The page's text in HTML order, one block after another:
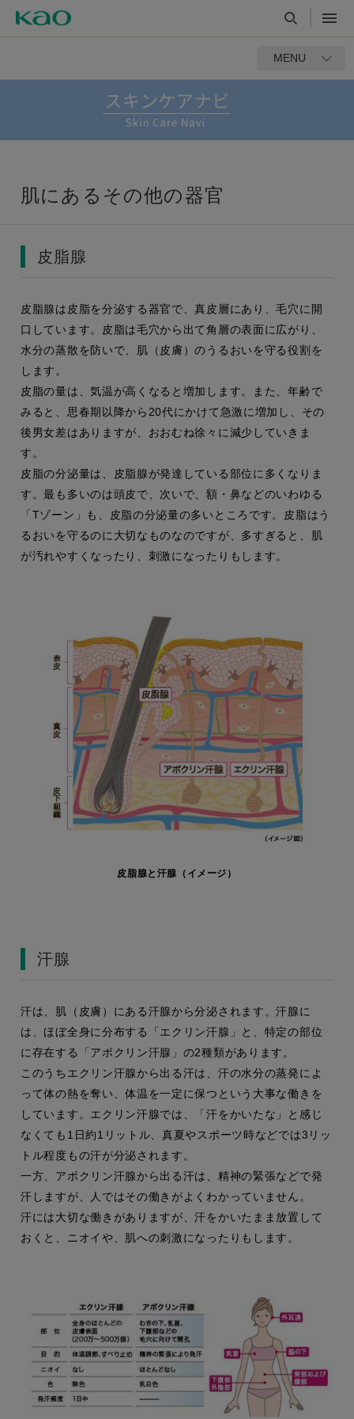
MENU
肌にあるその他の器官
皮脂腺
皮脂腺は皮脂を分泌する器官で、真皮層にあり、毛穴に開
口しています。皮脂は毛穴から出て角層の表面に広がり、
水分の蒸散を防いで、肌（皮膚）のうるおいを守る役割を
します。
皮脂の量は、気温が高くなると増加します。また、年齢で
みると、思春期以降から20代にかけて急激に増加し、その
後男女差はありますが、おおむね徐々に減少していきま
す。
皮脂の分泌量は、皮脂腺が発達している部位に多くなりま
す。最も多いのは頭皮で、次いで、額・鼻などのいわゆる
「Tゾーン」も、皮脂の分泌量の多いところです。皮脂はう
るおいを守るのに大切なものなのですが、多すぎると、肌
が汚れやすくなったり、刺激になったりもします。
皮脂腺と汗腺（イメージ）
汗腺
汗は、肌（皮膚）にある汗腺から分泌されます。汗腺に
は、ほぼ全身に分布する「エクリン汗腺」と、特定の部位
に存在する「アポクリン汗腺」の2種類があります。
このうちエクリン汗腺から出る汗は、汗の水分の蒸発によ
って体の熱を奪い、体温を一定に保つという大事な働きを
しています。エクリン汗腺では、「汗をかいたな」と感じ
なくても1日約1リットル、真夏やスポーツ時などでは3リッ
トル程度もの汗が分泌されます。
一方、アポクリン汗腺から出る汗は、精神の緊張などで発
汗しますが、人ではその働きがよくわかっていません。
汗には大切な働きがありますが、汗をかいたまま放置して
おくと、ニオイや、肌への刺激になったりもします。